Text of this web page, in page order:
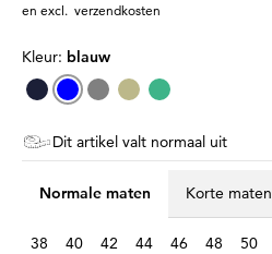
en excl. verzendkosten
Kleur: blauw
Dit artikel valt normaal uit
Normale maten Korte maten
38 40 42 44 46 48 50